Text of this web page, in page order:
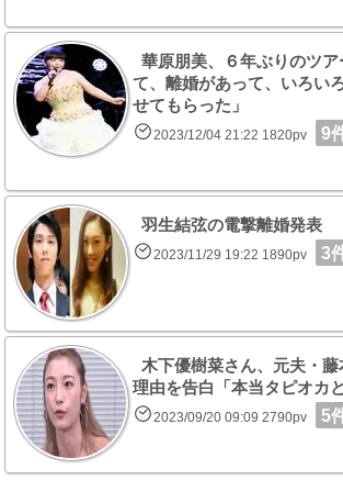
華原朋美、６年ぶりのツ
て、離婚があって、いろい
せてもらった」
2023/12/04 21:22 1820pv 9
羽生結弦の電撃離婚発表
2023/11/29 19:22 1890pv 3
木下優樹菜さん、元夫・
理由を告白「本当タピオカ
2023/09/20 09:09 2790pv 5